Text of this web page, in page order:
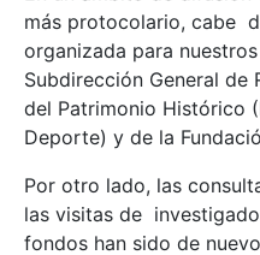
más protocolario, cabe
organizada para
Subdirección General de
del Patrimonio Histórico
Deporte) y de la
Por otro lado, las
las visitas de
fondos han sido de